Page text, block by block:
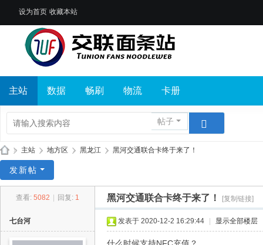
设为首页 收藏本站
主站 数据 畅刷 物流 卡册
帖子
联
» 主站 › 地方区 › 黑龙江 › 黑河交通联合卡终于来了！
发新帖
查看: 5082 回复: 1 黑河交通联合卡终于来了！ [复制链接]
七台河 发表于 2020-12-2 16:29:44 显示全部楼层